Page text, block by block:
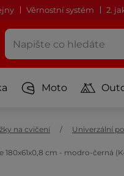
Věrnostní systém 2.
Moto
na cvičení Univerzální
cm - modro-černá